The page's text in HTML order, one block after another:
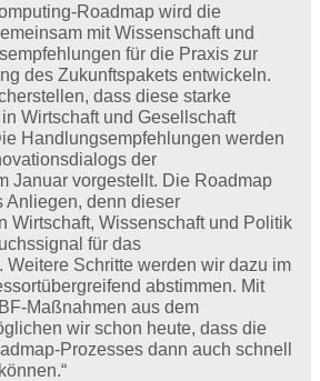
Roadmap wird die
mit Wissenschaft und
für die Praxis zur
des Zukunftspakets entwickeln.
dass diese starke
Wirtschaft und Gesellschaft
Handlungsempfehlungen werden
der
Januar vorgestellt. Die Roadmap
Anliegen, denn dieser
Wirtschaft, Wissenschaft und Politik
für das
Weitere Schritte werden wir dazu im
abstimmen. Mit
Maßnahmen aus dem
wir schon heute, dass die
Prozesses dann auch schnell